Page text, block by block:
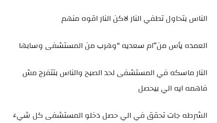
الناس بتحاول تطفي النار لاكن النار اقوه منهم
العمده يأس من”ام سعديه “وهرب من المستشفى وسابها
النار ماسكه في المستشفى لحد الصبح والناس بتتفرج مش
فاهمه ايه الي بيحصل
الشرطه جات تحقق في الي حصل دخلو المستشفى كل شيء